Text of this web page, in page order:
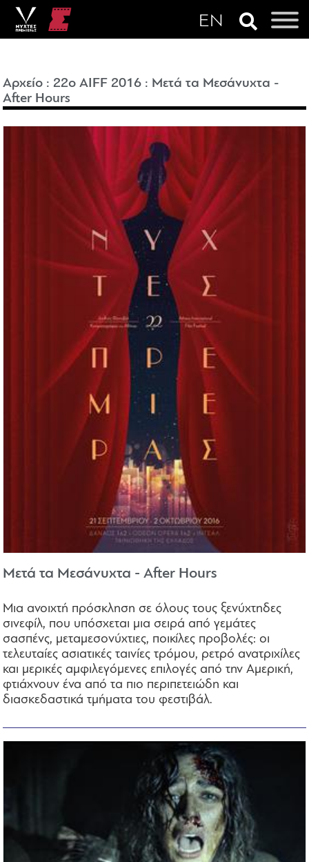
Αρχείο :22o AIFF 2016 : Μετά τα Μεσάνυχτα -
After Hours
Μετά τα Μεσάνυχτα - After Hours
Μια ανοιχτή πρόσκληση σε όλους τους ξενύχτηδες
σινεφίλ, που υπόσχεται μια σειρά από γεμάτες
σασπένς, μεταμεσονύχτιες, ποικίλες προβολές: οι
τελευταίες ασιατικές ταινίες τρόμου, ρετρό ανατριχίλες
και μερικές αμφιλεγόμενες επιλογές από την Αμερική,
φτιάχνουν ένα από τα πιο περιπετειώδη και
διασκεδαστικά τμήματα του φεστιβάλ.